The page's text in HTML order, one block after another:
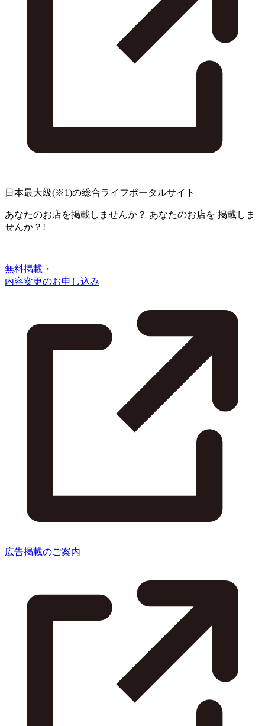
日本最大級(※1)の総合ライフポータルサイト
あなたのお店を掲載しませんか？ あなたのお店を 掲載しま
せんか？!
無料掲載・
内容変更のお申し込み
広告掲載のご案内